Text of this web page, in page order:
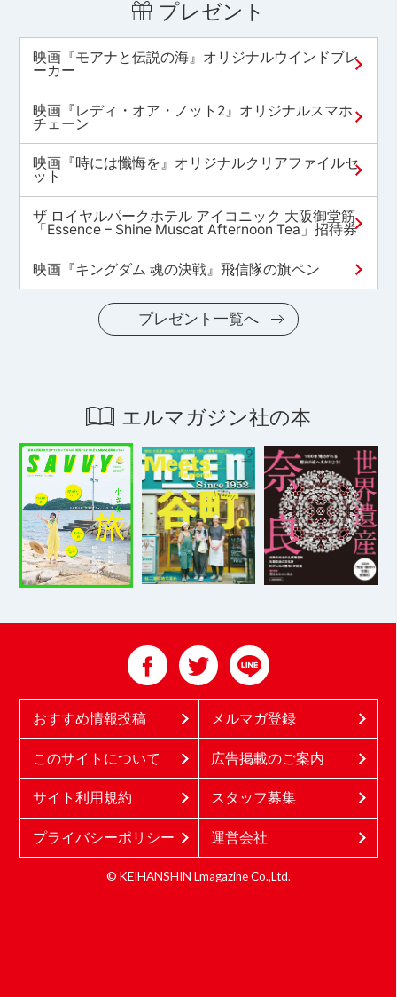
プレゼント
映画『モアナと伝説の海』オリジナルウインドブレ
ーカー
映画『レディ・オア・ノット2』オリジナルスマホ
チェーン
映画『時には懺悔を』オリジナルクリアファイルセ
ット
ザ ロイヤルパークホテル アイコニック 大阪御堂筋
「Essence – Shine Muscat Afternoon Tea」招待券
映画『キングダム 魂の決戦』飛信隊の旗ペン
プレゼント一覧へ
エルマガジン社の本
おすすめ情報投稿 メルマガ登録
このサイトについて 広告掲載のご案内
サイト利用規約 スタッフ募集
プライバシーポリシー 運営会社
© KEIHANSHIN Lmagazine Co.,Ltd.